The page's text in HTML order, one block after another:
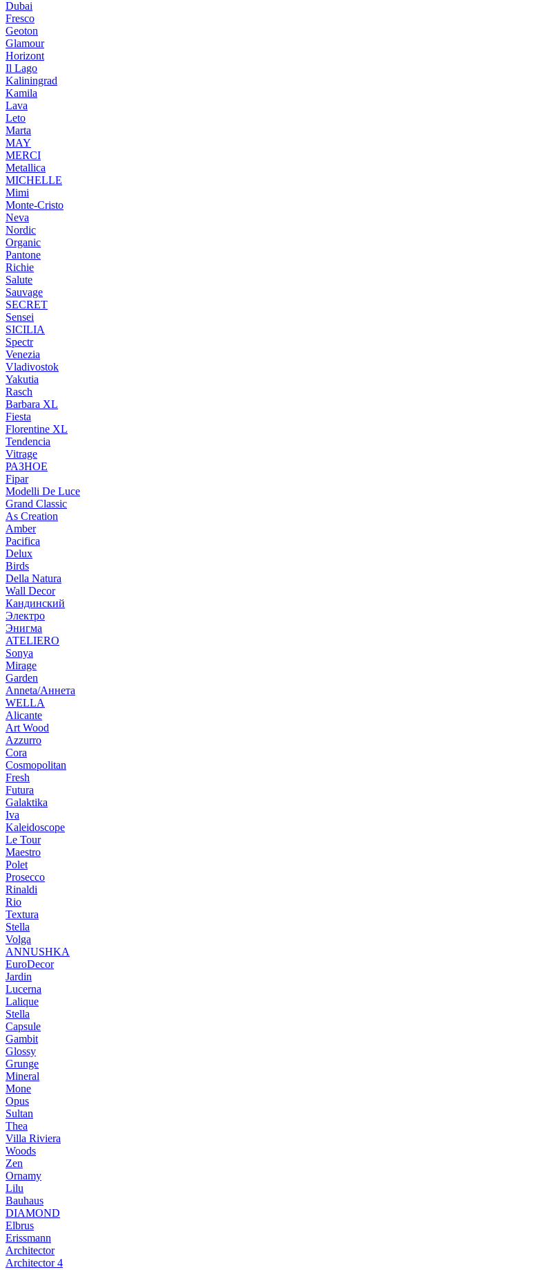
Dubai
Fresco
Geoton
Glamour
Horizont
Il Lago
Kaliningrad
Kamila
Lava
Leto
Marta
MAY
MERCI
Metallica
MICHELLE
Mimi
Monte-Cristo
Neva
Nordic
Organic
Pantone
Richie
Salute
Sauvage
SECRET
Sensei
SICILIA
Spectr
Venezia
Vladivostok
Yakutia
Rasch
Barbara XL
Fiesta
Florentine XL
Tendencia
Vitrage
РАЗНОЕ
Fipar
Modelli De Luce
Grand Classic
As Creation
Amber
Pacifica
Delux
Birds
Della Natura
Wall Decor
Кандинский
Электро
Энигма
ATELIERO
Sonya
Mirage
Garden
Anneta/Аннета
WELLA
Alicante
Art Wood
Azzurro
Cora
Cosmopolitan
Fresh
Futura
Galaktika
Iva
Kaleidoscope
Le Tour
Maestro
Polet
Prosecco
Rinaldi
Rio
Textura
Stella
Volga
ANNUSHKA
EuroDecor
Jardin
Lucerna
Lalique
Stella
Capsule
Gambit
Glossy
Grunge
Mineral
Mone
Opus
Sultan
Thea
Villa Riviera
Woods
Zen
Ornamy
Lilu
Bauhaus
DIAMOND
Elbrus
Erissmann
Architector
Architector 4